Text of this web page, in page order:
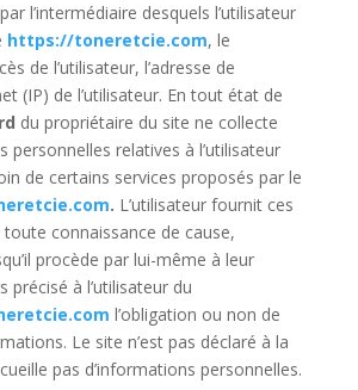
l’intermédiaire desquels l’utilisateur
https://toneretcie.com, le
de l’utilisateur, l’adresse de
(IP) de l’utilisateur. En tout état de
du propriétaire du site ne collecte
personnelles relatives à l’utilisateur
de certains services proposés par le
. L’utilisateur fournit ces
connaissance de cause,
procède par lui-même à leur
précisé à l’utilisateur du
l’obligation ou non de
Le site n’est pas déclaré à la
pas d’informations personnelles.